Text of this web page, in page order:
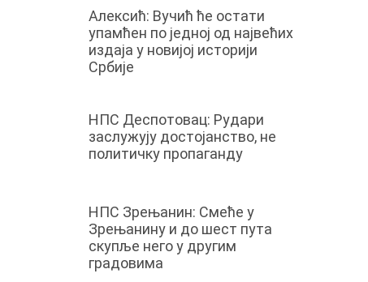
Алексић: Вучић ће остати
упамћен по једној од највећих
издаја у новијој историји
Србије
НПС Деспотовац: Рудари
заслужују достојанство, не
политичку пропаганду
НПС Зрењанин: Смеће у
Зрењанину и до шест пута
скупље него у другим
градовима